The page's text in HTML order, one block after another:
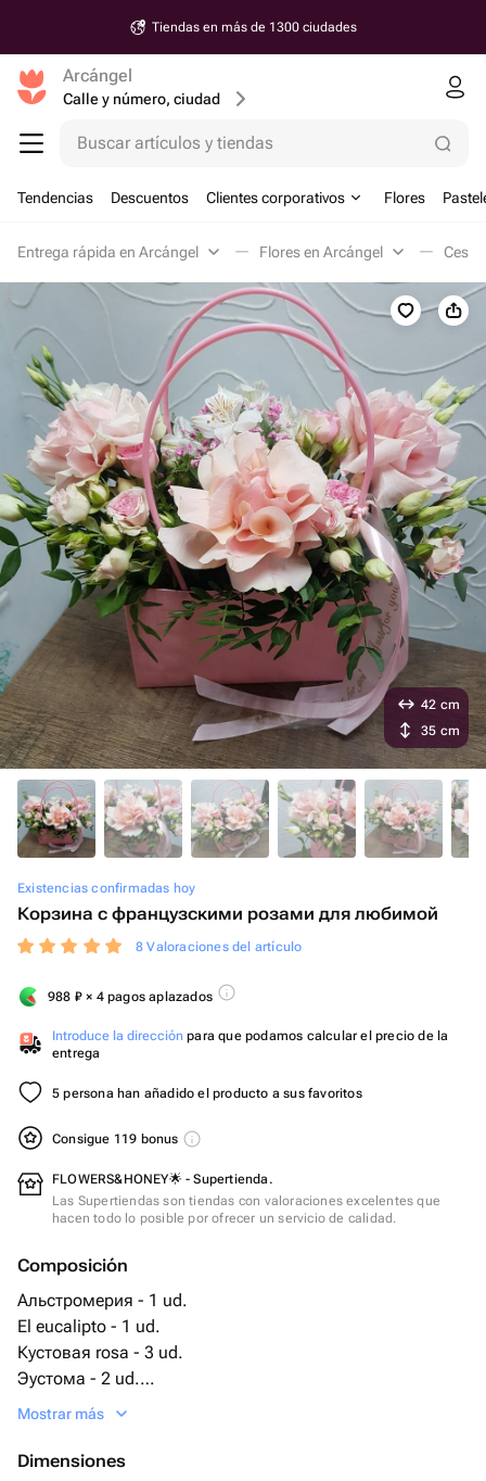
Tiendas en más de 1300 ciudades
Arcángel
Calle y número, ciudad
Buscar artículos y tiendas
Tendencias Descuentos Clientes corporativos Flores
Entrega rápida en Arcángel Flores en Arcángel
Existencias confirmadas hoy
Корзина с французскими розами для любимой
8 Valoraciones del artículo
988 ₽ × 4 pagos aplazados
Introduce la dirección para que podamos calcular el precio de la
entrega
5 persona han añadido el producto a sus favoritos
Consigue 119 bonus
FLOWERS&HONEY🌟 - Supertienda.
Las Supertiendas son tiendas con valoraciones excelentes que
hacen todo lo posible por ofrecer un servicio de calidad.
Composición
Альстромерия - 1 ud.
El eucalipto - 1 ud.
Кустовая rosa - 3 ud.
Эустома - 2 ud.
Oasis - 1 ud.
Francesa rosa - 3 ud.
Mostrar más
Dimensiones
42 cm
35 cm